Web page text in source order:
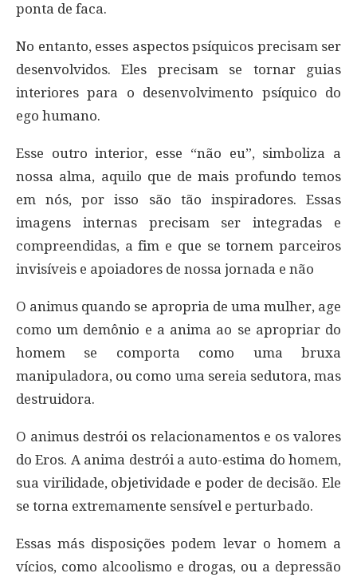
ponta de faca.
No entanto, esses aspectos psíquicos precisam ser
desenvolvidos. Eles precisam se tornar guias
interiores para o desenvolvimento psíquico do
ego humano.
Esse outro interior, esse “não eu”, simboliza a
nossa alma, aquilo que de mais profundo temos
em nós, por isso são tão inspiradores. Essas
imagens internas precisam ser integradas e
compreendidas, a fim e que se tornem parceiros
invisíveis e apoiadores de nossa jornada e não
O animus quando se apropria de uma mulher, age
como um demônio e a anima ao se apropriar do
homem se comporta como uma bruxa
manipuladora, ou como uma sereia sedutora, mas
destruidora.
O animus destrói os relacionamentos e os valores
do Eros. A anima destrói a auto-estima do homem,
sua virilidade, objetividade e poder de decisão. Ele
se torna extremamente sensível e perturbado.
Essas más disposições podem levar o homem a
vícios, como alcoolismo e drogas, ou a depressão